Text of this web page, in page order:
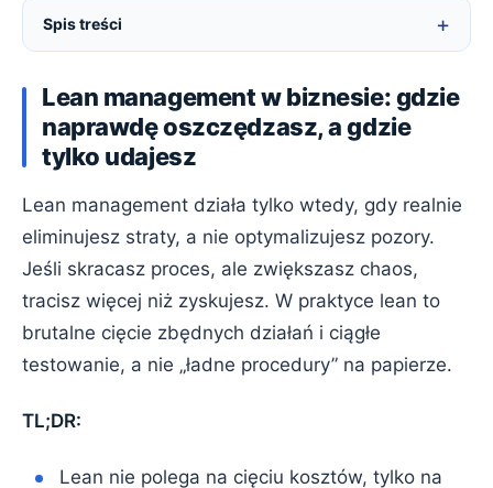
Spis treści
Lean management w biznesie: gdzie
naprawdę oszczędzasz, a gdzie
tylko udajesz
Lean management działa tylko wtedy, gdy realnie
eliminujesz straty, a nie optymalizujesz pozory.
Jeśli skracasz proces, ale zwiększasz chaos,
tracisz więcej niż zyskujesz. W praktyce lean to
brutalne cięcie zbędnych działań i ciągłe
testowanie, a nie „ładne procedury” na papierze.
TL;DR:
Lean nie polega na cięciu kosztów, tylko na